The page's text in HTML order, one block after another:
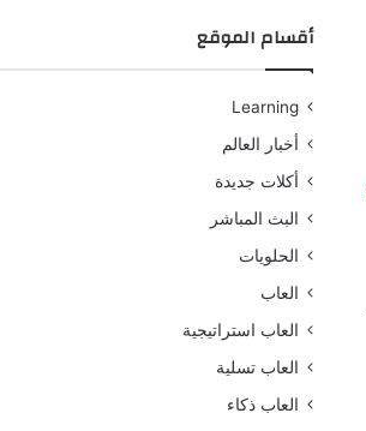
أقسام الموقع
Learning
أخبار العالم
أكلات جديدة
البث المباشر
الحلويات
العاب
العاب استراتيجية
العاب تسلية
العاب ذكاء